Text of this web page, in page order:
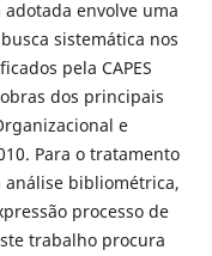
envolve uma
sistemática nos
pela CAPES
dos principais
e
Para o tratamento
bibliométrica,
processo de
trabalho procura